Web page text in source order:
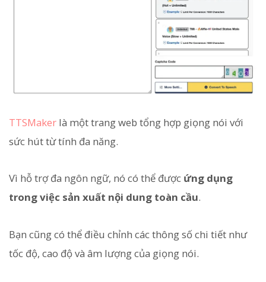
TTSMaker là một trang web tổng hợp giọng nói với
sức hút từ tính đa năng.
Vì hỗ trợ đa ngôn ngữ, nó có thể được ứng dụng
trong việc sản xuất nội dung toàn cầu.
Bạn cũng có thể điều chỉnh các thông số chi tiết như
tốc độ, cao độ và âm lượng của giọng nói.